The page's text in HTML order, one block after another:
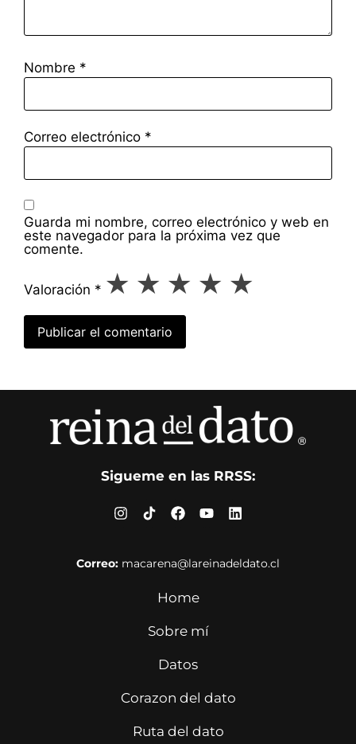
Nombre *
Correo electrónico *
Guarda mi nombre, correo electrónico y web en
este navegador para la próxima vez que
comente.
Valoración * ★
★
★
★
★
Sigueme en las RRSS:
Correo: macarena@lareinadeldato.cl
Home
Sobre mí
Datos
Corazon del dato
Ruta del dato